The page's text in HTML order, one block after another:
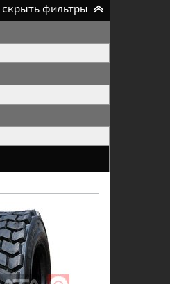
скрыть фильтры